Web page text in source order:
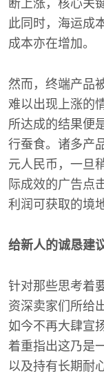
断上涨，核心关
此同时，海运成
成本亦在增加。
然而，终端产品
难以出现上涨的
所达成的结果便
行蚕食。诸多产
元人民币，一旦
际成效的广告点
利润可获取的境地
给新人的诚恳建
针对那些思考着
资深卖家们所给
如今不再大肆宣
着重指出这乃是
以及持有长期耐